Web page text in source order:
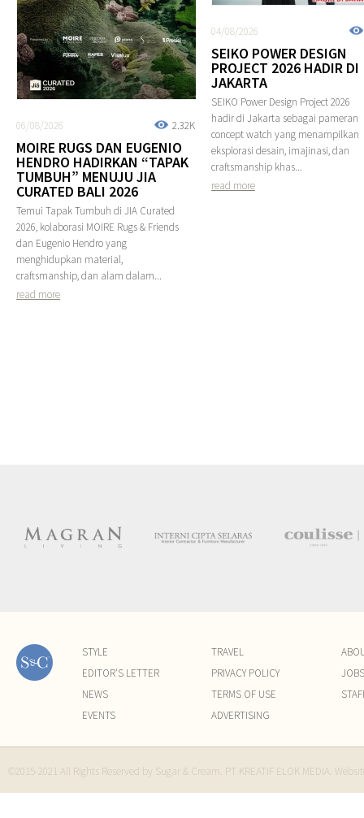
2.32K
06/08/2026
MOIRE RUGS DAN EUGENIO
HENDRO HADIRKAN “TAPAK
TUMBUH” MENUJU JIA
CURATED BALI 2026
Temui Tapak Tumbuh di JIA Curated
2026, kolaborasi MOIRE Rugs & Friends
dan Eugenio Hendro yang
menghidupkan material,
craftsmanship, dan alam dalam...
read more
04/08/2026
SEIKO POWER DESIGN
PROJECT 2026 HADIR DI
JAKARTA
SEIKO Power Design Project 2026
hadir di Jakarta sebagai pameran
concept watch yang menampilkan
eksplorasi desain, imajinasi, dan
craftsmanship khas...
read more
STYLE
EDITOR'S LETTER
NEWS
EVENTS
TRAVEL
PRIVACY POLICY
TERMS OF USE
ADVERTISING
JOBS
©2015-2021 All Rights Reserved by Sugar & Cream. PT KREATIF ELOK MEDIA.